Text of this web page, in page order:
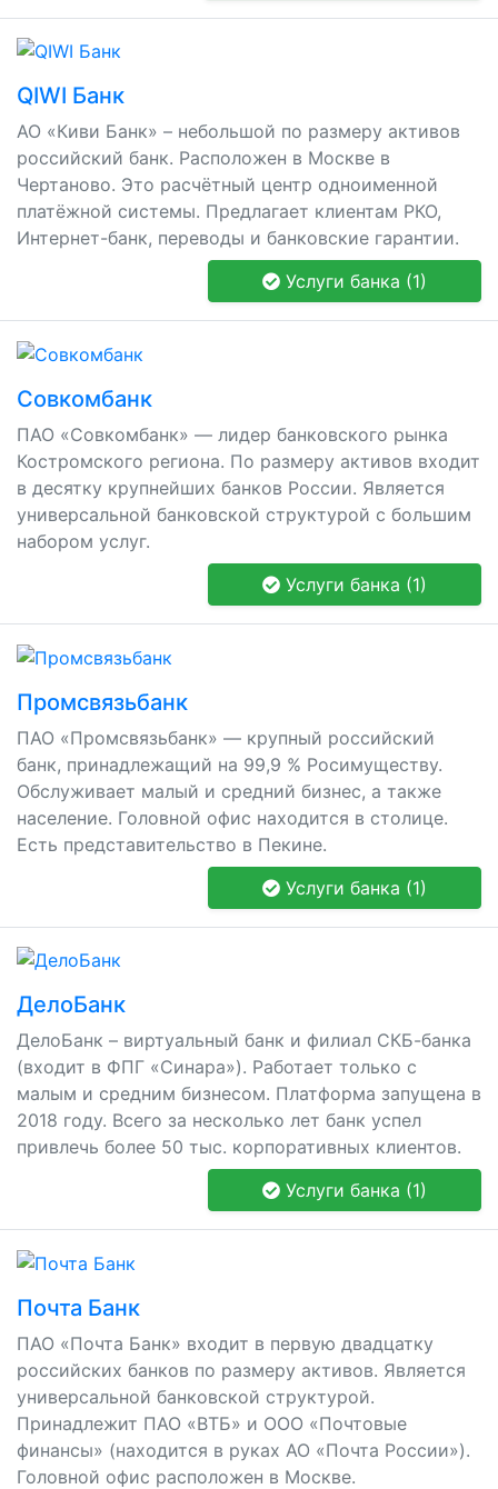
QIWI Банк
АО «Киви Банк» – небольшой по размеру активов
российский банк. Расположен в Москве в
Чертаново. Это расчётный центр одноименной
платёжной системы. Предлагает клиентам РКО,
Интернет-банк, переводы и банковские гарантии.
Услуги банка (1)
Совкомбанк
ПАО «Совкомбанк» — лидер банковского рынка
Костромского региона. По размеру активов входит
в десятку крупнейших банков России. Является
универсальной банковской структурой с большим
набором услуг.
Услуги банка (1)
Промсвязьбанк
ПАО «Промсвязьбанк» — крупный российский
банк, принадлежащий на 99,9 % Росимуществу.
Обслуживает малый и средний бизнес, а также
население. Головной офис находится в столице.
Есть представительство в Пекине.
Услуги банка (1)
ДелоБанк
ДелоБанк – виртуальный банк и филиал СКБ-банка
(входит в ФПГ «Синара»). Работает только с
малым и средним бизнесом. Платформа запущена в
2018 году. Всего за несколько лет банк успел
привлечь более 50 тыс. корпоративных клиентов.
Услуги банка (1)
Почта Банк
ПАО «Почта Банк» входит в первую двадцатку
российских банков по размеру активов. Является
универсальной банковской структурой.
Принадлежит ПАО «ВТБ» и ООО «Почтовые
финансы» (находится в руках АО «Почта России»).
Головной офис расположен в Москве.